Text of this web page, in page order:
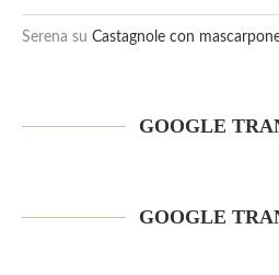
Serena su Castagnole con
GOOGLE
GOOGLE